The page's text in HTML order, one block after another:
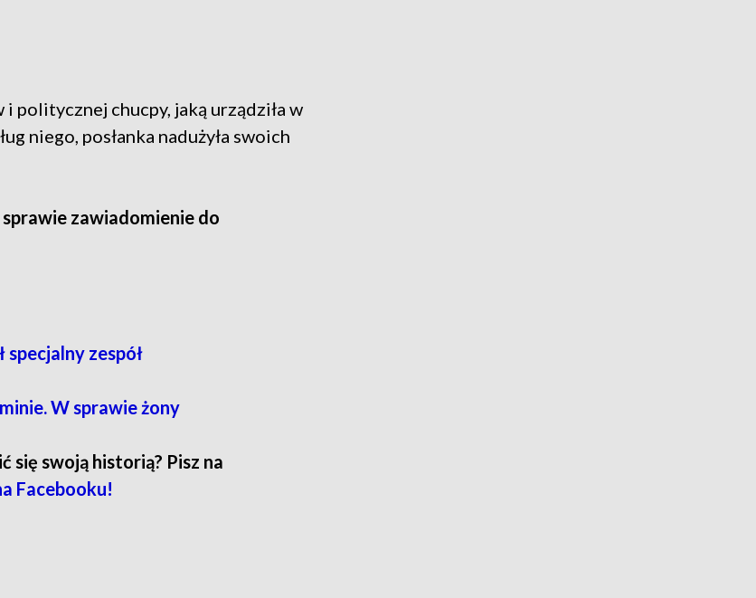
i politycznej chucpy, jaką urządziła w
niego, posłanka nadużyła swoich
sprawie zawiadomienie do
specjalny zespół
W sprawie żony
się swoją historią? Pisz na
Facebooku!